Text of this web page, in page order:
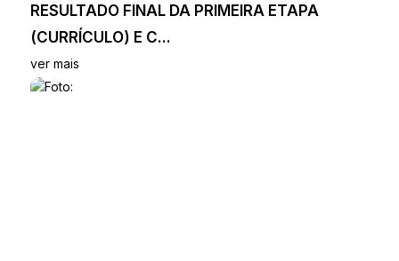
RESULTADO FINAL DA PRIMEIRA ETAPA
(CURRÍCULO) E C...
ver mais